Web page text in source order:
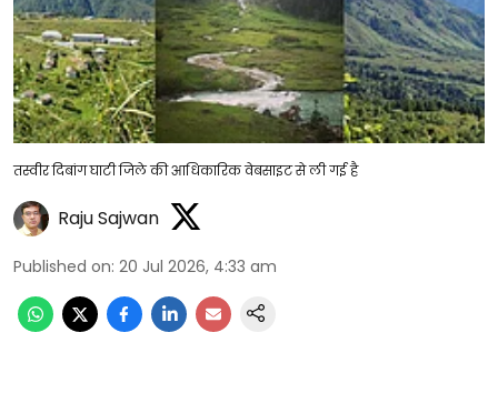
तस्वीर दिबांग घाटी जिले की आधिकारिक वेबसाइट से ली गई है
Raju Sajwan
Published on: 20 Jul 2026, 4:33 am